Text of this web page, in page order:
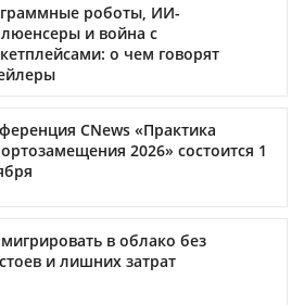
роботы, ИИ-
и война с
о чем говорят
CNews «Практика
2026» состоится 1
в облако без
и лишних затрат